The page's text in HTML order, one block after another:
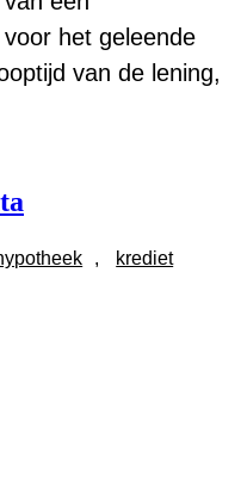
het geleende
van de lening,
,
krediet